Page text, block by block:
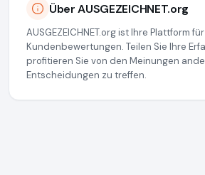
Über AUSGEZEICHNET.org
AUSGEZEICHNET.org ist Ihre Plattform für
Kundenbewertungen. Teilen Sie Ihre
profitieren Sie von den Meinungen
Entscheidungen zu treffen.